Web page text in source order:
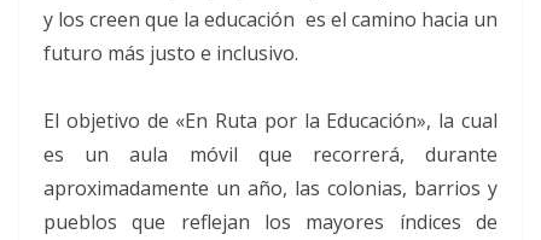
y los creen que la educación es el camino hacia un
futuro más justo e inclusivo.
El objetivo de «En Ruta por la Educación», la cual
es un aula móvil que recorrerá, durante
aproximadamente un año, las colonias, barrios y
pueblos que reflejan los mayores índices de